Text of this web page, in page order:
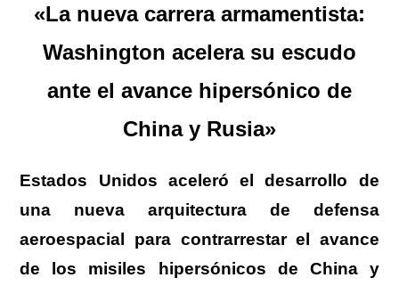
s
A
p
p
gr
a
m
e
b
o
o
k
e
n
g
er
sk
y
p
ar
tir
«La nueva carrera armamentista:
Washington acelera su escudo
ante el avance hipersónico de
China y Rusia»
Estados Unidos aceleró el desarrollo de
una nueva arquitectura de defensa
aeroespacial para contrarrestar el avance
de los misiles hipersónicos de China y